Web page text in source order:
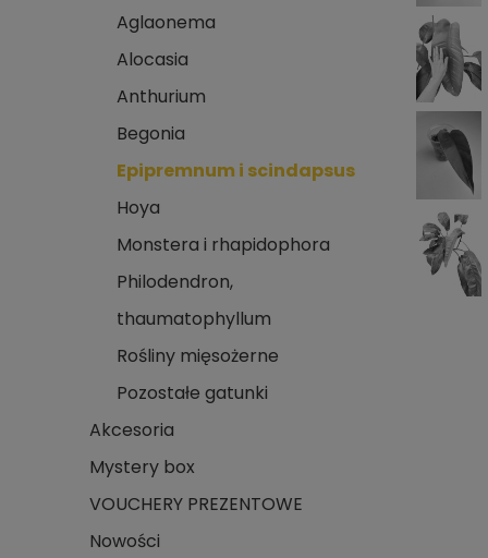
Aglaonema
Alocasia
Anthurium
Begonia
Epipremnum i scindapsus
Hoya
Monstera i rhapidophora
Philodendron,
thaumatophyllum
Rośliny mięsożerne
Pozostałe gatunki
Akcesoria
Mystery box
VOUCHERY PREZENTOWE
Nowości